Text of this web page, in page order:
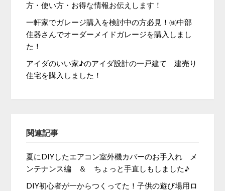
方・使い方・お得な情報お伝えします！
一軒家でガレージ購入を検討中の方必見！㈱中部
住器さんでオーダーメイドガレージを購入しまし
た！
アイダのいい家♪のアイダ設計の一戸建て 建売り
住宅を購入しました！
関連記事
夏にDIYしたエアコン室外機カバーのお手入れ メ
ンテナンス編 ＆ ちょっと手直しもしました♪
DIY初心者が一からつくってた！子供の遊び場用ロ